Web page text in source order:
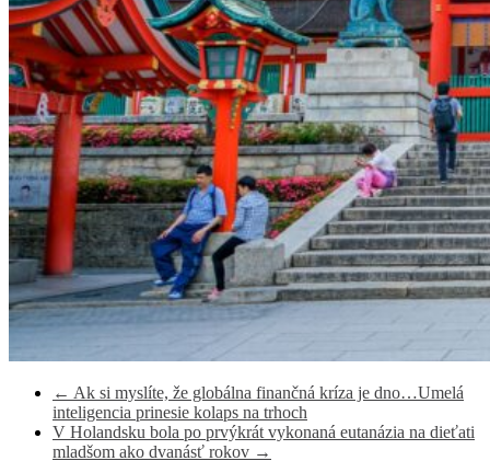
← Ak si myslíte, že globálna finančná kríza je dno…Umelá
inteligencia prinesie kolaps na trhoch
V Holandsku bola po prvýkrát vykonaná eutanázia na dieťati
mladšom ako dvanásť rokov →